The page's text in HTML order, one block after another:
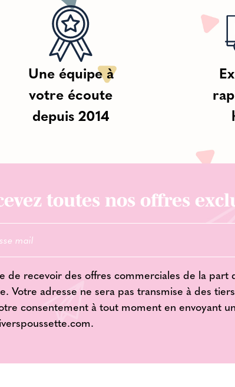
Une équipe à
votre écoute
depuis 2014
toutes nos offres
de recevoir des offres commerciales de la part
Votre adresse ne sera pas transmise à des
consentement à tout moment en envoyant
.